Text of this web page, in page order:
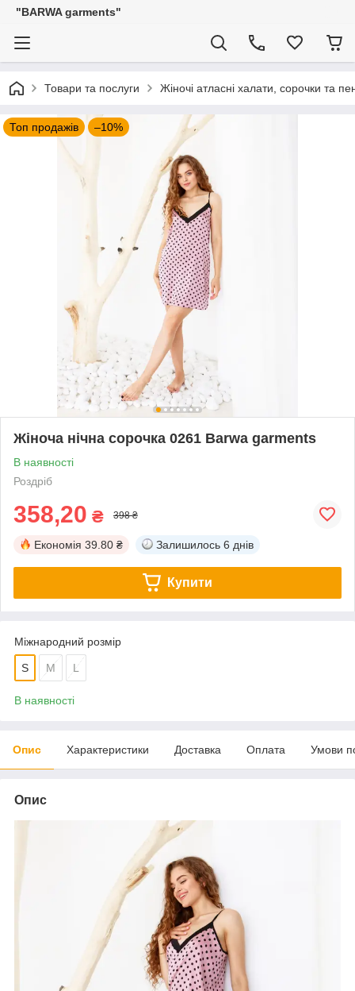
"BARWA garments"
Товари та послуги Жіночі атласні халати, сорочки та
Топ продажів –10%
Жіноча нічна сорочка 0261 Barwa garments
В наявності
Роздріб
358,20 ₴ 398 ₴
Економія 39.80 ₴ Залишилось 6 днів
Купити
Міжнародний розмір
S M L
В наявності
Опис Характеристики Доставка Оплата Умови
Опис